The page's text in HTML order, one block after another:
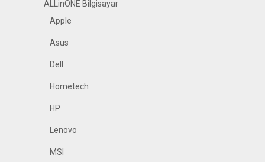
ALLinONE Bilgisayar
Apple
Asus
Dell
Hometech
HP
Lenovo
MSI